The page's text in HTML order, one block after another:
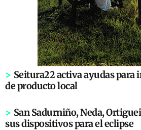
> Seitura22 activa ayudas para
de producto local
> San Sadurniño, Neda,
sus dispositivos para el eclipse